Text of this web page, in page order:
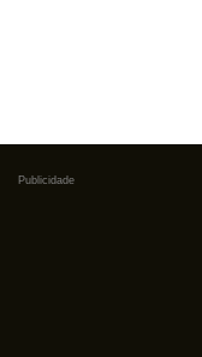
Publicidade